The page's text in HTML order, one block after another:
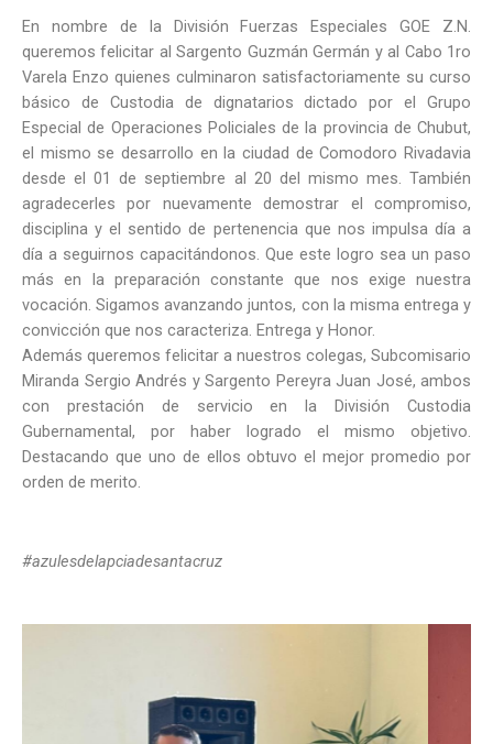
En nombre de la División Fuerzas Especiales GOE Z.N.
queremos felicitar al Sargento Guzmán Germán y al Cabo 1ro
Varela Enzo quienes culminaron satisfactoriamente su curso
básico de Custodia de dignatarios dictado por el Grupo
Especial de Operaciones Policiales de la provincia de Chubut,
el mismo se desarrollo en la ciudad de Comodoro Rivadavia
desde el 01 de septiembre al 20 del mismo mes. También
agradecerles por nuevamente demostrar el compromiso,
disciplina y el sentido de pertenencia que nos impulsa día a
día a seguirnos capacitándonos. Que este logro sea un paso
más en la preparación constante que nos exige nuestra
vocación. Sigamos avanzando juntos, con la misma entrega y
convicción que nos caracteriza. Entrega y Honor.
Además queremos felicitar a nuestros colegas, Subcomisario
Miranda Sergio Andrés y Sargento Pereyra Juan José, ambos
con prestación de servicio en la División Custodia
Gubernamental, por haber logrado el mismo objetivo.
Destacando que uno de ellos obtuvo el mejor promedio por
orden de merito.
#azulesdelapciadesantacruz